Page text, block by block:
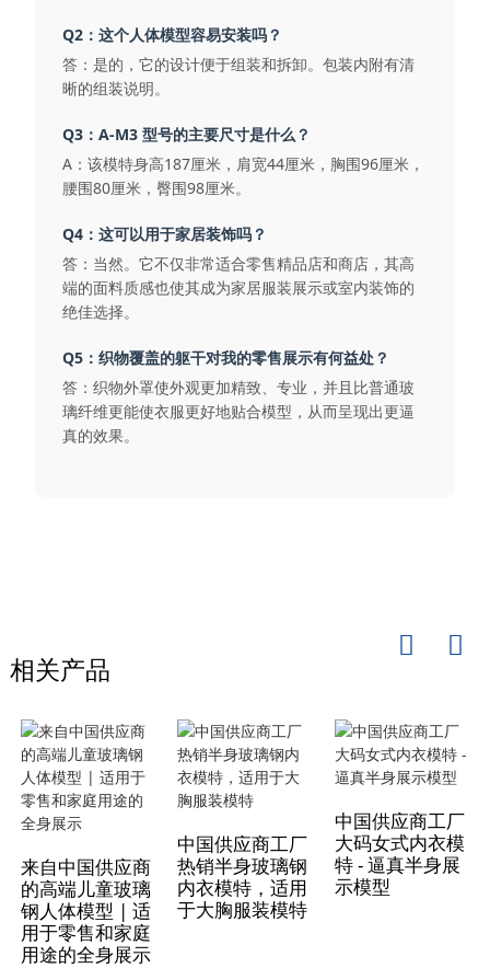
Q2：这个人体模型容易安装吗？
答：是的，它的设计便于组装和拆卸。包装内附有清
晰的组装说明。
Q3：A-M3 型号的主要尺寸是什么？
A：该模特身高187厘米，肩宽44厘米，胸围96厘米，
腰围80厘米，臀围98厘米。
Q4：这可以用于家居装饰吗？
答：当然。它不仅非常适合零售精品店和商店，其高
端的面料质感也使其成为家居服装展示或室内装饰的
绝佳选择。
Q5：织物覆盖的躯干对我的零售展示有何益处？
答：织物外罩使外观更加精致、专业，并且比普通玻
璃纤维更能使衣服更好地贴合模型，从而呈现出更逼
真的效果。
相关产品
来自中国供应商
的高端儿童玻璃
钢人体模型 | 适
用于零售和家庭
用途的全身展示
中国供应商工厂
热销半身玻璃钢
内衣模特，适用
于大胸服装模特
中国供应商工厂
大码女式内衣模
特 - 逼真半身展
示模型